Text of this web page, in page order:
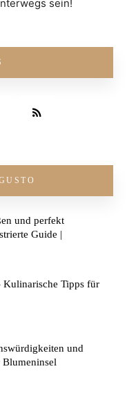
sein!
und perfekt
Guide |
Tipps für
und
Blumeninsel